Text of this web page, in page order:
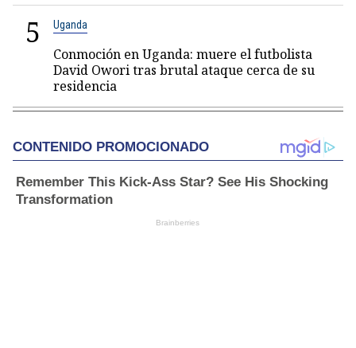
5 Uganda
Conmoción en Uganda: muere el futbolista
David Owori tras brutal ataque cerca de su
residencia